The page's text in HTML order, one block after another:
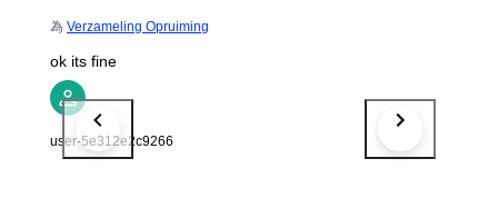
為 Verzameling Opruiming
ok its fine
user-5e312e2c9266